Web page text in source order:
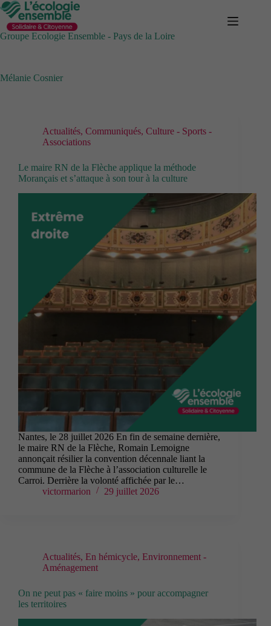
Passer
au
contenu
Groupe Ecologie Ensemble - Pays de la Loire
Mélanie Cosnier
Actualités, Communiqués, Culture - Sports -
Associations
Le maire RN de la Flèche applique la méthode
Morançais et s’attaque à son tour à la culture
Nantes, le 28 juillet 2026 En fin de semaine dernière,
le maire RN de la Flèche, Romain Lemoigne
annonçait résilier la convention décennale liant la
commune de la Flèche à l’association culturelle le
Carroi. Derrière la volonté affichée par le…
victormarion
29 juillet 2026
Actualités, En hémicycle, Environnement -
Aménagement
On ne peut pas « faire moins » pour accompagner
les territoires